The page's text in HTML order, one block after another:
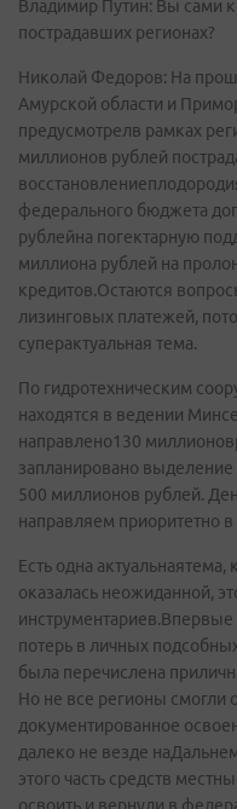
Владимир Путин: Вы сами
пострадавших регионах?
Николай Федоров: На
Амурской области и
предусмотрелв рамках
миллионов рублей
федерального бюджета
рублейна погектарную
миллиона рублей на
кредитов.Остаются
лизинговых платежей,
суперактуальная тема.
По гидротехническим
находятся в ведении
направлено130
запланировано
500 миллионов рублей.
направляем приоритетно
Есть одна
оказалась неожиданной,
потерь в личных
была перечислена
Но не все регионы смогли
документированное
далеко не везде
этого часть средств